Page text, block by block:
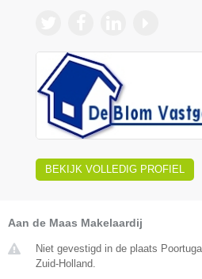
BEKIJK VOLLEDIG PROFIEL
Aan de Maas Makelaardij
Niet gevestigd in de plaats
Zuid-Holland.